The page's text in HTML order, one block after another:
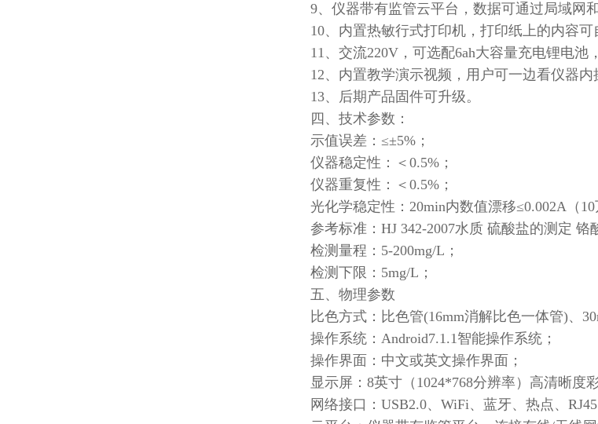
9、仪器带有监管云平台，数据可通过局域网
10、内置热敏行式打印机，打印纸上的内容
11、交流220V，可选配6ah大容量充电锂电池
12、内置教学演示视频，用户可一边看仪器
13、后期产品固件可升级。
四、技术参数：
示值误差：≤±5%；
仪器稳定性：＜0.5%；
仪器重复性：＜0.5%；
光化学稳定性：20min内数值漂移≤0.002A（
参考标准：HJ 342-2007水质 硫酸盐的测定 铬
检测量程：5-200mg/L；
检测下限：5mg/L；
五、物理参数
比色方式：比色管(16mm消解比色一体管)、
操作系统：Android7.1.1智能操作系统；
操作界面：中文或英文操作界面；
显示屏：8英寸（1024*768分辨率）高清晰度
网络接口：USB2.0、WiFi、蓝牙、热点、